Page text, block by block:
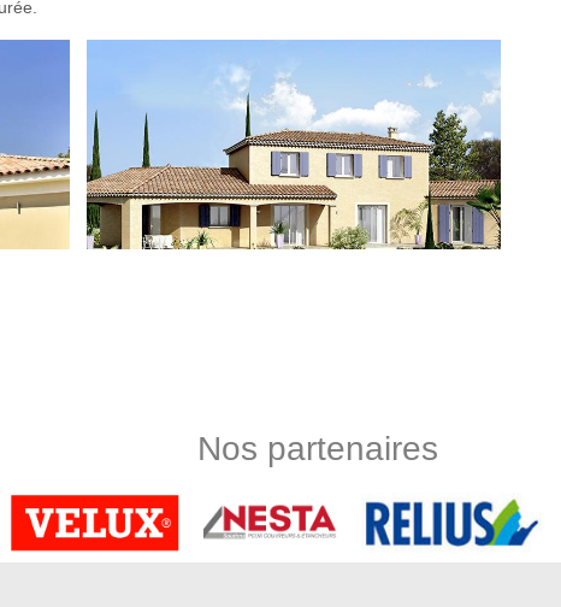
ou les pierres. Ravaleur à Saint Sauveur De Puynormand est le
de réaliser efficacement le ravalement par sablage de votre mur
est un procédé qui implique de projeter du sable sur votre façade
les impuretés grasses ou très incrustées.
Nos partenaires